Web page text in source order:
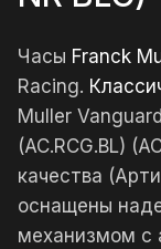
Часы Franck
Racing.
Muller
(AC.RCG.BL)
качества
оснащены
механизмом с